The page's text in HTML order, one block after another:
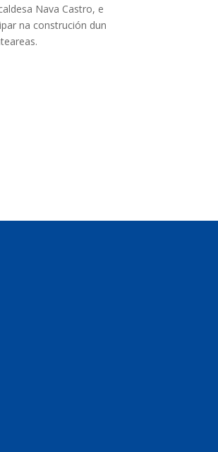
Nava Castro, e
na construción dun